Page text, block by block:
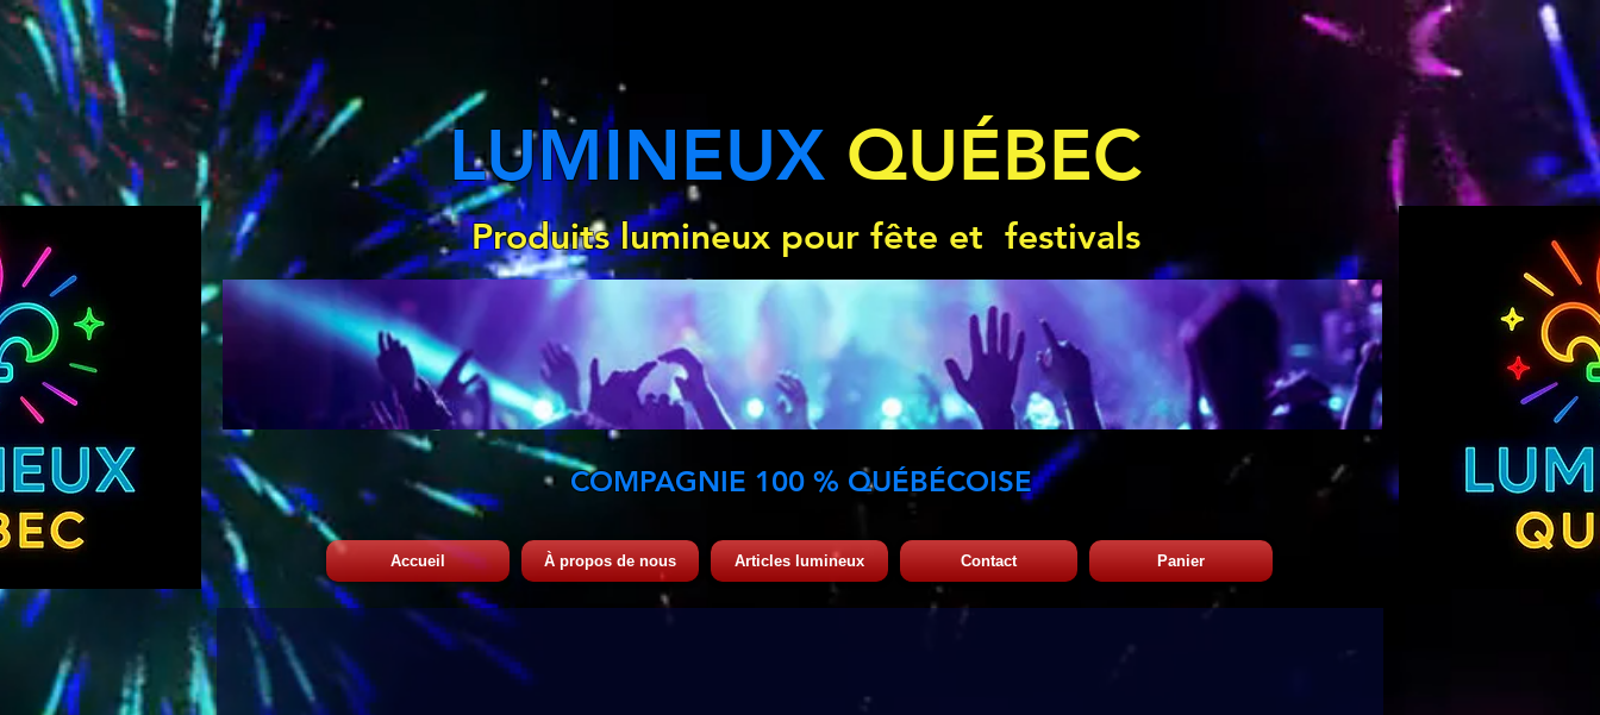
LUMINEUX QUÉBEC
Produits lumineux pour fête et festivals
COMPAGNIE 100 % QUÉBÉCOISE
Accueil À propos de nous Articles lumineux Contact Panier